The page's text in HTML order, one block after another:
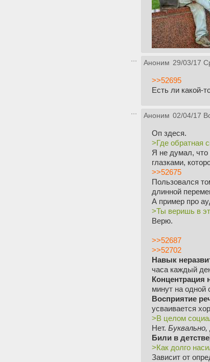
Аноним 29/03/17
>>52695
Есть ли какой-
Аноним 02/04/17
Оп здеся.
>Где обратная
Я не думал,
глазками,
>>52675
Пользовался
длинной
А пример про
>Ты веришь в
Верю.
>>52687
>>52702
Навык
часа каждый
Концентрация
минут на одной
Восприятие
усваивается
>В целом
Нет. Буквально,
Били в детстве
>Как долго
Зависит от